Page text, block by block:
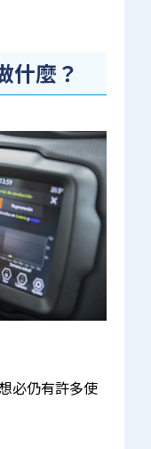
什麼？
必仍有許多使